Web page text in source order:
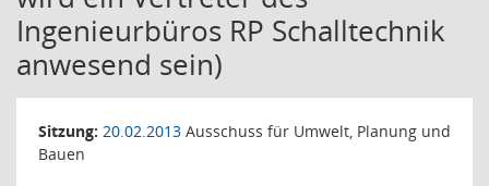
Ingenieurbüros RP Schalltechnik
anwesend sein)
Sitzung: 20.02.2013 Ausschuss für Umwelt, Planung und
Bauen